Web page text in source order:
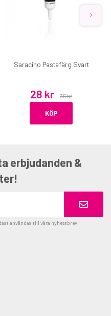
Saracino Pastafärg Svart
28 kr 35 kr
KÖP
erbjudanden &
användas till våra nyhetsbrev.